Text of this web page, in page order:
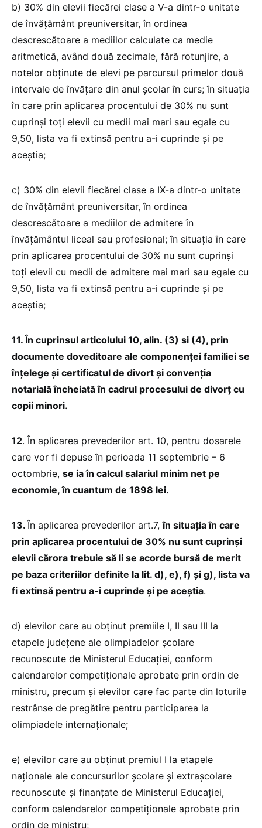
b) 30% din elevii fiecărei clase a V-a dintr-o unitate
de învățământ preuniversitar, în ordinea
descrescătoare a mediilor calculate ca medie
aritmetică, având două zecimale, fără rotunjire, a
notelor obținute de elevi pe parcursul primelor două
intervale de învățare din anul școlar în curs; în situația
în care prin aplicarea procentului de 30% nu sunt
cuprinși toți elevii cu medii mai mari sau egale cu
9,50, lista va fi extinsă pentru a-i cuprinde și pe
aceștia;
c) 30% din elevii fiecărei clase a IX-a dintr-o unitate
de învățământ preuniversitar, în ordinea
descrescătoare a mediilor de admitere în
învățământul liceal sau profesional; în situația în care
prin aplicarea procentului de 30% nu sunt cuprinși
toți elevii cu medii de admitere mai mari sau egale cu
9,50, lista va fi extinsă pentru a-i cuprinde și pe
aceștia;
11. În cuprinsul articolului 10, alin. (3) si (4), prin
documente doveditoare ale componenței familiei se
înțelege și certificatul de divort și convenția
notarială încheiată în cadrul procesului de divorț cu
copii minori.
12. În aplicarea prevederilor art. 10, pentru dosarele
care vor fi depuse în perioada 11 septembrie – 6
octombrie, se ia în calcul salariul minim net pe
economie, în cuantum de 1898 lei.
13. În aplicarea prevederilor art.7,în situația în care
prin aplicarea procentului de 30% nu sunt cuprinși
elevii cărora trebuie să li se acorde bursă de merit
pe baza criteriilor definite la lit. d), e), f) și g), lista va
fi extinsă pentru a-i cuprinde și pe aceștia.
d) elevilor care au obținut premiile I, II sau III la
etapele județene ale olimpiadelor școlare
recunoscute de Ministerul Educației, conform
calendarelor competiționale aprobate prin ordin de
ministru, precum și elevilor care fac parte din loturile
restrânse de pregătire pentru participarea la
olimpiadele internaționale;
e) elevilor care au obținut premiul I la etapele
naționale ale concursurilor școlare și extrașcolare
recunoscute și finanțate de Ministerul Educației,
conform calendarelor competiționale aprobate prin
ordin de ministru;